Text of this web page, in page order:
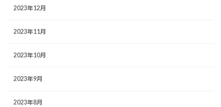
2023年12月
2023年11月
2023年10月
2023年9月
2023年8月